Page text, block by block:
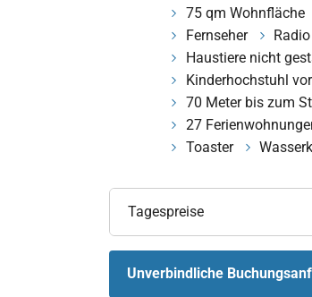
75 qm Wohnfläche
Fernseher
Radio
Haustiere nicht
Kinderhochstuhl
70 Meter bis zum
27
Toaster
Tagespreise
Unverbindliche